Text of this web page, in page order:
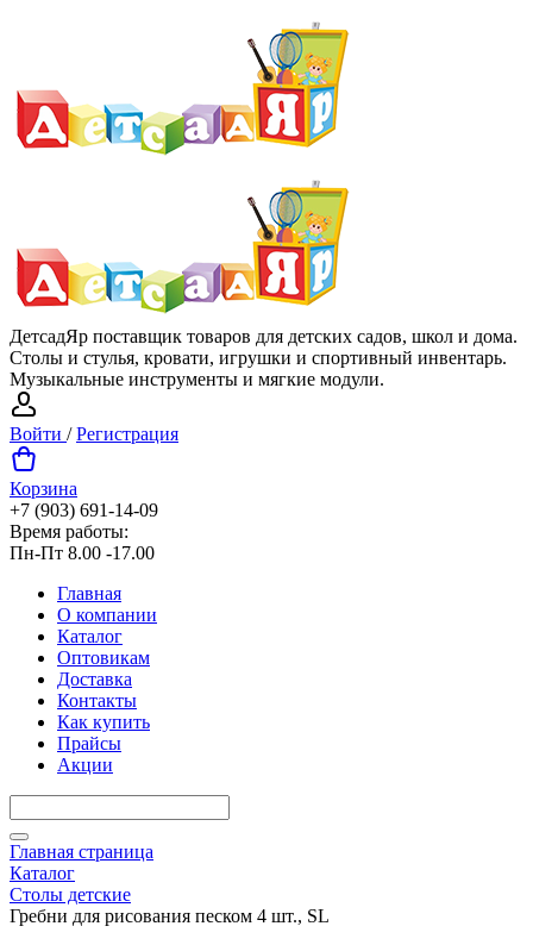
ДетсадЯр поставщик товаров для детских садов, школ и дома.
Столы и стулья, кровати, игрушки и спортивный инвентарь.
Музыкальные инструменты и мягкие модули.
Войти /Регистрация
Корзина
+7 (903) 691-14-09
Время работы:
Пн-Пт 8.00 -17.00
Главная
О компании
Каталог
Оптовикам
Доставка
Контакты
Как купить
Прайсы
Акции
Главная страница
Каталог
Столы детские
Гребни для рисования песком 4 шт., SL